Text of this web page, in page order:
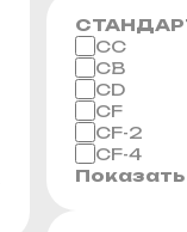
CC
CB
CD
CF
CF-2
CF-4